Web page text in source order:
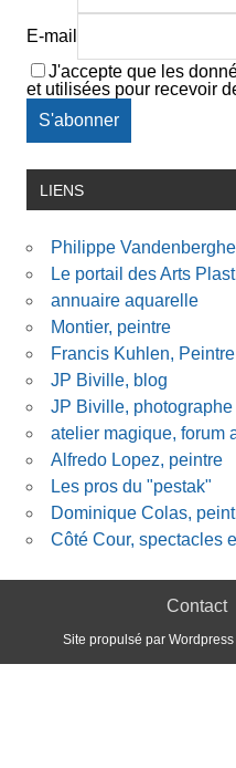
E-mail
J'accepte que les
et utilisées pour recevoir
LIENS
Philippe
Le portail des Arts
annuaire aquarelle
Montier, peintre
Francis Kuhlen,
JP Biville, blog
JP Biville, photographe
atelier magique, forum
Alfredo Lopez, peintre
Les pros du "pestak"
Dominique Colas,
Côté Cour, spectacles
Contact
Site propulsé par